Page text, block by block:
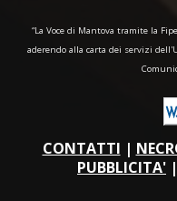
“La Voce di Mantova tramite la
aderendo alla carta dei servizi
CONTATTI |
PUBBLICITA' |